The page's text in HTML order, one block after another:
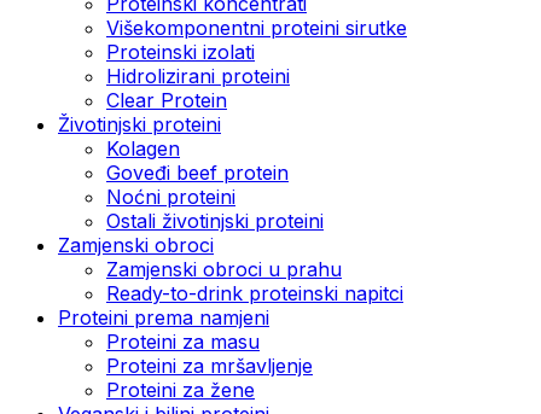
Višekomponentni proteini sirutke
Proteinski izolati
Hidrolizirani proteini
Clear Protein
Životinjski proteini
Kolagen
Goveđi beef protein
Noćni proteini
Ostali životinjski proteini
Zamjenski obroci
Zamjenski obroci u prahu
Ready-to-drink proteinski napitci
Proteini prema namjeni
Proteini za masu
Proteini za mršavljenje
Proteini za žene